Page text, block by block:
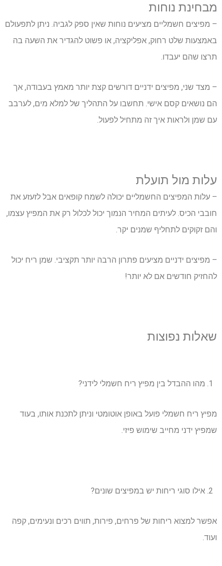
מבחינת נוחות
– מפיצים חשמליים מציעים נוחות שאין ספק לגביה. ניתן לתפעולם
באמצעות שלט רחוק, אפליקציה, או פשוט להגדיר את השעה בה
תרצו שהם יעבדו.
– מצד שני, מפיצים ידניים דורשים קצת יותר מאמץ בעבודה, אך
הם נושאים קסם אישי. תחשבו על התהליך של למלא מים, לערבב
עם שמן ולראות איך זה מתחיל לפעול.
עלות מול תועלת
– עלות המפיצים החשמליים יכולה לשמח קופאים אבל לזעזע את
חובבי הכיס. לעיתים המחיר הנמוך יכול לכלול רק את המפיץ עצמו,
והם זקוקים לתחליף שמנים יקר.
– מפיצים ידניים מציעים פתרון הרבה יותר תקציבי. שמן ריח יכול
להחזיק חודשים אם לא יותר!
שאלות נפוצות
מהו ההבדל בין מפיץ ריח חשמלי לידני?
מפיץ ריח חשמלי פועל באופן אוטומטי וניתן לתכנת אותו, בעוד
שמפיץ ידני מחייב שימוש פיזי.
אילו סוגי ריחות יש במפיצים שונים?
אפשר למצוא ריחות של פרחים, פירות, תווים רכים ונעימים, קפה
ועוד.